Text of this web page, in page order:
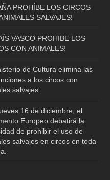
PROHÍBE LOS CIRCOS
SALVAJES!
VASCO PROHIBE LOS
CON ANIMALES!
de Cultura elimina las
a los circos con
salvajes
16 de diciembre, el
Europeo debatirá la
de prohibir el uso de
salvajes en circos en toda